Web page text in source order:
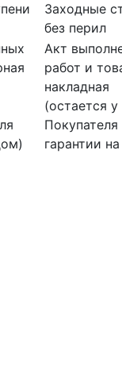
Заходные
без перил
Акт
работ и
накладная
(остается у
Покупателя
гарантии